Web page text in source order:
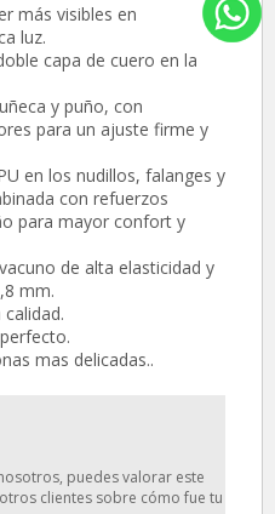
más visibles en
luz.
capa de cuero en la
y puño, con
para un ajuste firme y
en los nudillos, falanges y
con refuerzos
para mayor confort y
de alta elasticidad y
mm.
mas delicadas..
puedes valorar este
clientes sobre cómo fue tu